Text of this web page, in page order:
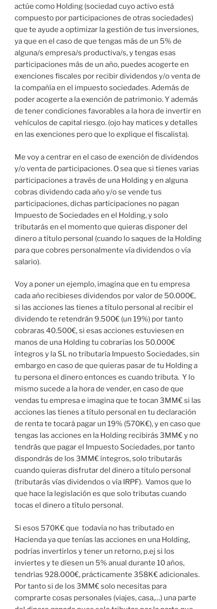
actúe como Holding (sociedad cuyo activo está
compuesto por participaciones de otras sociedades)
que te ayude a optimizar la gestión de tus inversiones,
ya que en el caso de que tengas más de un 5% de
alguna/s empresa/s productiva/s, y tengas esas
participaciones más de un año, puedes acogerte en
exenciones fiscales por recibir dividendos y/o venta de
la compañía en el impuesto sociedades. Además de
poder acogerte a la exención de patrimonio. Y además
de tener condiciones favorables a la hora de invertir en
vehículos de capital riesgo. (ojo hay matices y detalles
en las exenciones pero que lo explique el fiscalista).
Me voy a centrar en el caso de exención de dividendos
y/o venta de participaciones. O sea que si tienes varias
participaciones a través de una Holding y en alguna
cobras dividendo cada año y/o se vende tus
participaciones, dichas participaciones no pagan
Impuesto de Sociedades en el Holding, y solo
tributarás en el momento que quieras disponer del
dinero a título personal (cuando lo saques de la Holding
para que cobres personalmente vía dividendos o vía
salario).
Voy a poner un ejemplo, imagina que en tu empresa
cada año recibieses dividendos por valor de 50.000€,
si las acciones las tienes a título personal al recibir el
dividendo te retendrán 9.500€ (un 19%) por tanto
cobraras 40.500€, si esas acciones estuviesen en
manos de una Holding tu cobrarías los 50.000€
íntegros y la SL no tributaría Impuesto Sociedades, sin
embargo en caso de que quieras pasar de tu Holding a
tu persona el dinero entonces es cuando tributa. Y lo
mismo sucede a la hora de vender, en caso de que
vendas tu empresa e imagina que te tocan 3MM€ si las
acciones las tienes a título personal en tu declaración
de renta te tocará pagar un 19% (570K€), y en caso que
tengas las acciones en la Holding recibirás 3MM€ y no
tendrás que pagar el Impuesto Sociedades, por tanto
dispondrás de los 3MM€ íntegros, solo tributarás
cuando quieras disfrutar del dinero a título personal
(tributarás vías dividendos o vía IRPF). Vamos que lo
que hace la legislación es que solo tributas cuando
tocas el dinero a título personal.
Si esos 570K€ que todavía no has tributado en
Hacienda ya que tenías las acciones en una Holding,
podrías invertirlos y tener un retorno, p.ej si los
inviertes y te diesen un 5% anual durante 10 años,
tendrías 928.000€, prácticamente 358K€ adicionales.
Por tanto si de los 3MM€ solo necesitas para
comprarte cosas personales (viajes, casa,…) una parte